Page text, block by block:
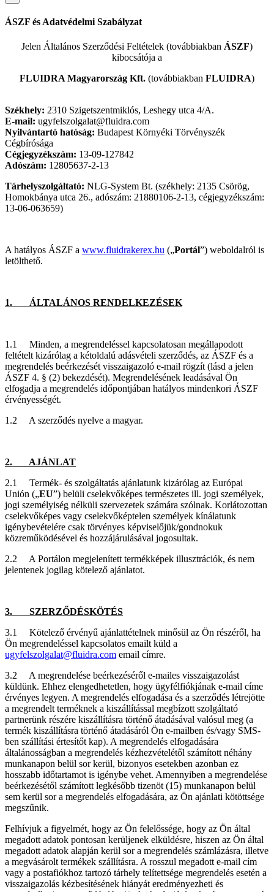
ÁSZF és Adatvédelmi Szabályzat
Jelen Általános Szerződési Feltételek (továbbiakban ÁSZF)
kibocsátója a
FLUIDRA Magyarország Kft. (továbbiakban FLUIDRA)
Székhely: 2310 Szigetszentmiklós, Leshegy utca 4/A.
E-mail: ugyfelszolgalat@fluidra.com
Nyilvántartó hatóság: Budapest Környéki Törvényszék
Cégbírósága
Cégjegyzékszám: 13-09-127842
Adószám: 12805637-2-13
Tárhelyszolgáltató: NLG-System Bt. (székhely: 2135 Csörög,
Homokbánya utca 26., adószám: 21880106-2-13, cégjegyzékszám:
13-06-063659)
A hatályos ÁSZF a www.fluidrakerex.hu („Portál”) weboldalról is
letölthető.
1. ÁLTALÁNOS RENDELKEZÉSEK
1.1 Minden, a megrendeléssel kapcsolatosan megállapodott
feltételt kizárólag a kétoldalú adásvételi szerződés, az ÁSZF és a
megrendelés beérkezését visszaigazoló e-mail rögzít (lásd a jelen
ÁSZF 4. § (2) bekezdését). Megrendelésének leadásával Ön
elfogadja a megrendelés időpontjában hatályos mindenkori ÁSZF
érvényességét.
1.2 A szerződés nyelve a magyar.
2. AJÁNLAT
2.1 Termék- és szolgáltatás ajánlatunk kizárólag az Európai
Unión („EU”) belüli cselekvőképes természetes ill. jogi személyek,
jogi személyiség nélküli szervezetek számára szólnak. Korlátozottan
cselekvőképes vagy cselekvőképtelen személyek kínálatunk
igénybevételére csak törvényes képviselőjük/gondnokuk
közreműködésével és hozzájárulásával jogosultak.
2.2 A Portálon megjelenített termékképek illusztrációk, és nem
jelentenek jogilag kötelező ajánlatot.
3. SZERZŐDÉSKÖTÉS
3.1 Kötelező érvényű ajánlattételnek minősül az Ön részéről, ha
Ön megrendeléssel kapcsolatos emailt küld a
ugyfelszolgalat@fluidra.com email címre.
3.2 A megrendelése beérkezéséről e-mailes visszaigazolást
küldünk. Ehhez elengedhetetlen, hogy ügyfélfiókjának e-mail címe
érvényes legyen. A megrendelés elfogadása és a szerződés létrejötte
a megrendelt terméknek a kiszállítással megbízott szolgáltató
partnerünk részére kiszállításra történő átadásával valósul meg (a
termék kiszállításra történő átadásáról Ön e-mailben és/vagy SMS-
ben szállítási értesítőt kap). A megrendelés elfogadására
általánosságban a megrendelés kézhezvételétől számított néhány
munkanapon belül sor kerül, bizonyos esetekben azonban ez
hosszabb időtartamot is igénybe vehet. Amennyiben a megrendelése
beérkezésétől számított legkésőbb tizenöt (15) munkanapon belül
sem kerül sor a megrendelés elfogadására, az Ön ajánlati kötöttsége
megszűnik.
Felhívjuk a figyelmét, hogy az Ön felelőssége, hogy az Ön által
megadott adatok pontosan kerüljenek elküldésre, hiszen az Ön által
megadott adatok alapján kerül sor a megrendelés számlázásra, illetve
a megvásárolt termékek szállításra. A rosszul megadott e-mail cím
vagy a postafiókhoz tartozó tárhely telítettsége megrendelés esetén a
visszaigazolás kézbesítésének hiányát eredményezheti és